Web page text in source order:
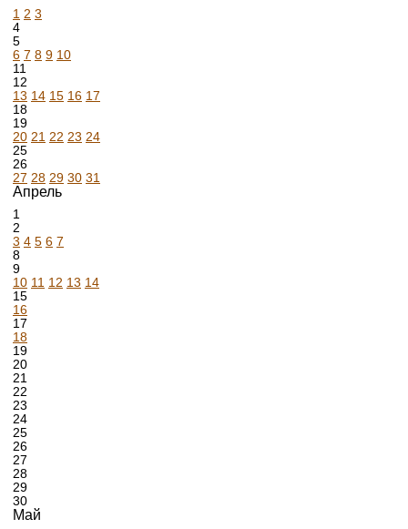
1 2 3
4
5
6 7 8 9 10
11
12
13 14 15 16 17
18
19
20 21 22 23 24
25
26
27 28 29 30 31
Апрель
1
2
3 4 5 6 7
8
9
10 11 12 13 14
15
16
17
18
19
20
21
22
23
24
25
26
27
28
29
30
Май